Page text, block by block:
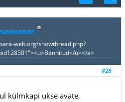
web.org/showthread.php?
u></a>
#28
külmkapi ukse avate,